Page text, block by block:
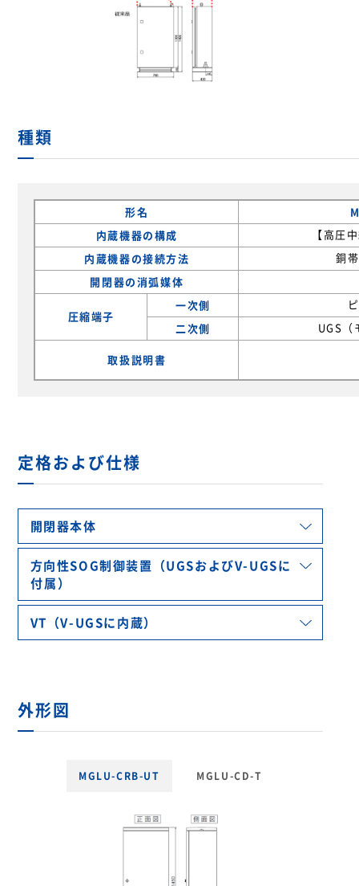
種類
形名
内蔵機器の構成
【高圧
内蔵機器の接続方法 銅
開閉器の消弧媒体
圧縮端子
一次側
二次側 UGS（
取扱説明書
定格および仕様
開閉器本体
方向性SOG制御装置（UGSおよびV-UGSに
付属）
VT（V-UGSに内蔵）
外形図
MGLU-CRB-UT MGLU-CD-T